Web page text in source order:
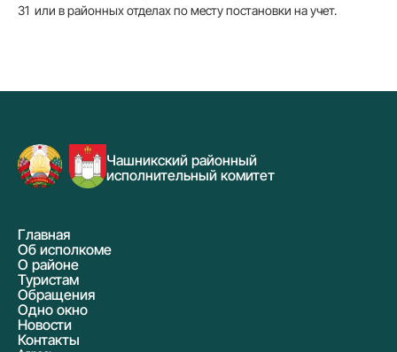
31 или в районных отделах по месту постановки на учет.
Чашникский районный
исполнительный комитет
Главная
Об исполкоме
О районе
Туристам
Обращения
Одно окно
Новости
Контакты